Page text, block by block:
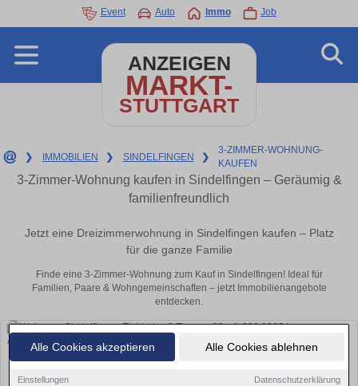
Alle Cookies akzeptieren Alle Cookies ablehnen
Einstellungen Datenschutzerklärung
Event Auto Immo Job
ANZEIGEN
MARKT-
STUTTGART
❯ IMMOBILIEN ❯ SINDELFINGEN ❯
3-ZIMMER-WOHNUNG-
KAUFEN
3-Zimmer-Wohnung kaufen in Sindelfingen – Geräumig &
familienfreundlich
Jetzt eine Dreizimmerwohnung in Sindelfingen kaufen – Platz
für die ganze Familie
Finde eine 3-Zimmer-Wohnung zum Kauf in Sindelfingen! Ideal für
Familien, Paare & Wohngemeinschaften – jetzt Immobilienangebote
entdecken.